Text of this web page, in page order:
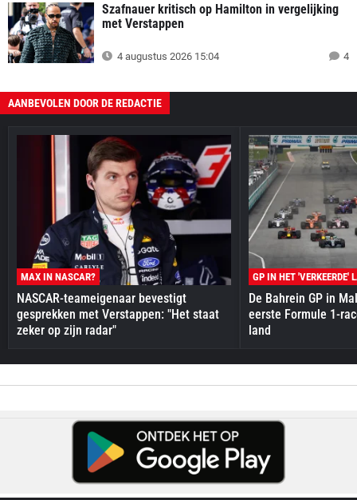
Szafnauer kritisch op Hamilton in vergelijking
met Verstappen
4 augustus 2026 15:04 4
AANBEVOLEN DOOR DE REDACTIE
MAX IN NASCAR?
NASCAR-teameigenaar bevestigt
gesprekken met Verstappen: "Het staat
zeker op zijn radar"
GP IN HET 'VERKEERDE'
De Bahrein GP in
eerste Formule 1-
land